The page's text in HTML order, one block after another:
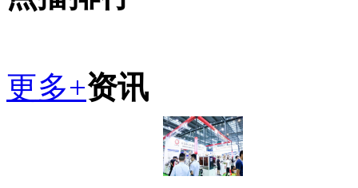
更多+资讯